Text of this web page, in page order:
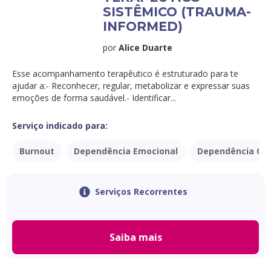
SISTÊMICO (TRAUMA-
INFORMED)
por Alice Duarte
Esse acompanhamento terapêutico é estruturado para te
ajudar a:- Reconhecer, regular, metabolizar e expressar suas
emoções de forma saudável.- Identificar...
Serviço indicado para:
Burnout Dependência Emocional Dependência
Serviços Recorrentes
Saiba mais